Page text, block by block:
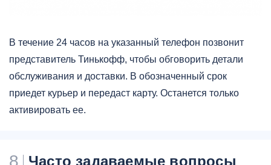
В течение 24 часов на указанный телефон позвонит
представитель Тинькофф, чтобы обговорить детали
обслуживания и доставки. В обозначенный срок
приедет курьер и передаст карту. Останется только
активировать ее.
8 Часто задаваемые вопросы